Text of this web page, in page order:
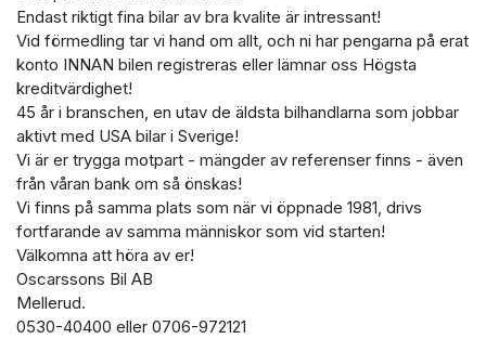
Endast riktigt fina bilar av bra kvalite är intressant!
Vid förmedling tar vi hand om allt, och ni har pengarna på erat
konto INNAN bilen registreras eller lämnar oss Högsta
kreditvärdighet!
45 år i branschen, en utav de äldsta bilhandlarna som jobbar
aktivt med USA bilar i Sverige!
Vi är er trygga motpart - mängder av referenser finns - även
från våran bank om så önskas!
Vi finns på samma plats som när vi öppnade 1981, drivs
fortfarande av samma människor som vid starten!
Välkomna att höra av er!
Oscarssons Bil AB
Mellerud.
0530-40400 eller 0706-972121